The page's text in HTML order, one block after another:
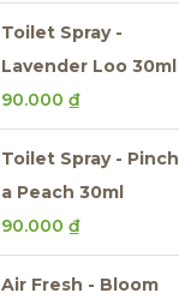
Toilet Spray -
Lavender Loo 30ml
90.000 ₫
Toilet Spray - Pinch
a Peach 30ml
90.000 ₫
Air Fresh - Bloom